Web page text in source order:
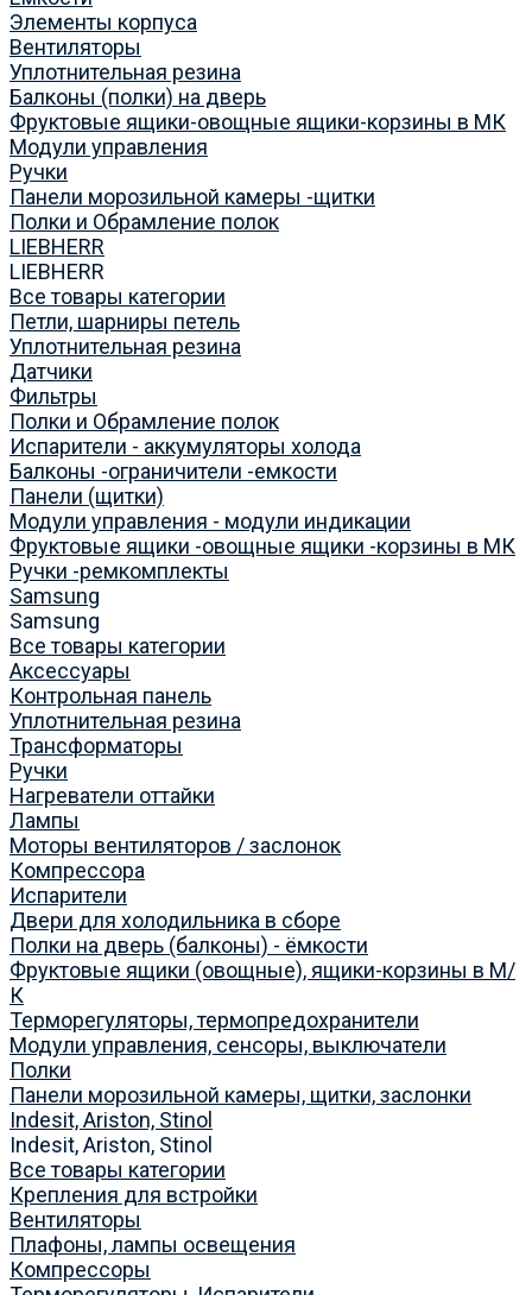
Элементы корпуса
Вентиляторы
Уплотнительная резина
Балконы (полки) на дверь
Фруктовые ящики-овощные ящики-корзины в МК
Модули управления
Ручки
Панели морозильной камеры -щитки
Полки и Обрамление полок
LIEBHERR
LIEBHERR
Все товары категории
Петли, шарниры петель
Уплотнительная резина
Датчики
Фильтры
Полки и Обрамление полок
Испарители - аккумуляторы холода
Балконы -ограничители -емкости
Панели (щитки)
Модули управления - модули индикации
Фруктовые ящики -овощные ящики -корзины в МК
Ручки -ремкомплекты
Samsung
Samsung
Все товары категории
Аксессуары
Контрольная панель
Уплотнительная резина
Трансформаторы
Ручки
Нагреватели оттайки
Лампы
Моторы вентиляторов / заслонок
Компрессора
Испарители
Двери для холодильника в сборе
Полки на дверь (балконы) - ёмкости
Фруктовые ящики (овощные), ящики-корзины в М/
К
Терморегуляторы, термопредохранители
Модули управления, сенсоры, выключатели
Полки
Панели морозильной камеры, щитки, заслонки
Indesit, Ariston, Stinol
Indesit, Ariston, Stinol
Все товары категории
Крепления для встройки
Вентиляторы
Плафоны, лампы освещения
Компрессоры